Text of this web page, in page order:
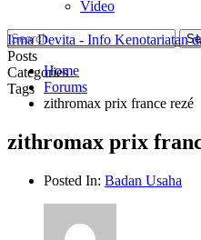
Video
Posts
Categories
Tags
Irma Devita - Info Kenotariatan
Home
Forums
zithromax prix france rezé
zithromax prix
Posted In: Badan Usaha